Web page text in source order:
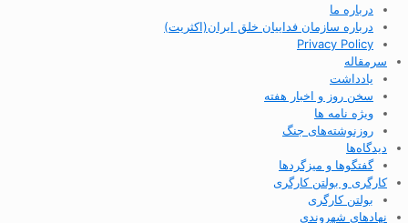
درباره ما
درباره سازمان فداییان خلق ایران(اکثریت)
Privacy Policy
سرمقاله
یادداشت
سخن روز و اخبار هفته
ویژه نامه ها
روزنوشته‌های جنگ
دیدگاه‌ها
گفتگوها و میزگردها
کارگری و بولتن کارگری
بولتن کارگری
نهادهای شهروندی